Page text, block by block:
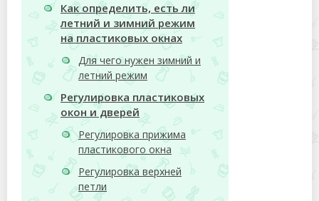
Как определить, есть ли
летний и зимний режим
на пластиковых окнах
Для чего нужен зимний и
летний режим
Регулировка пластиковых
окон и дверей
Регулировка прижима
пластикового окна
Регулировка верхней
петли